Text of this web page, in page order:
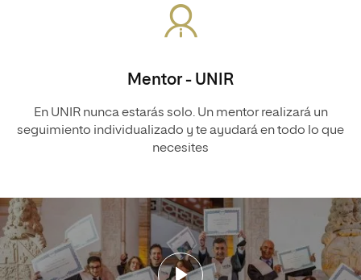
Mentor - UNIR
En UNIR nunca estarás solo. Un mentor realizará un
seguimiento individualizado y te ayudará en todo lo que
necesites